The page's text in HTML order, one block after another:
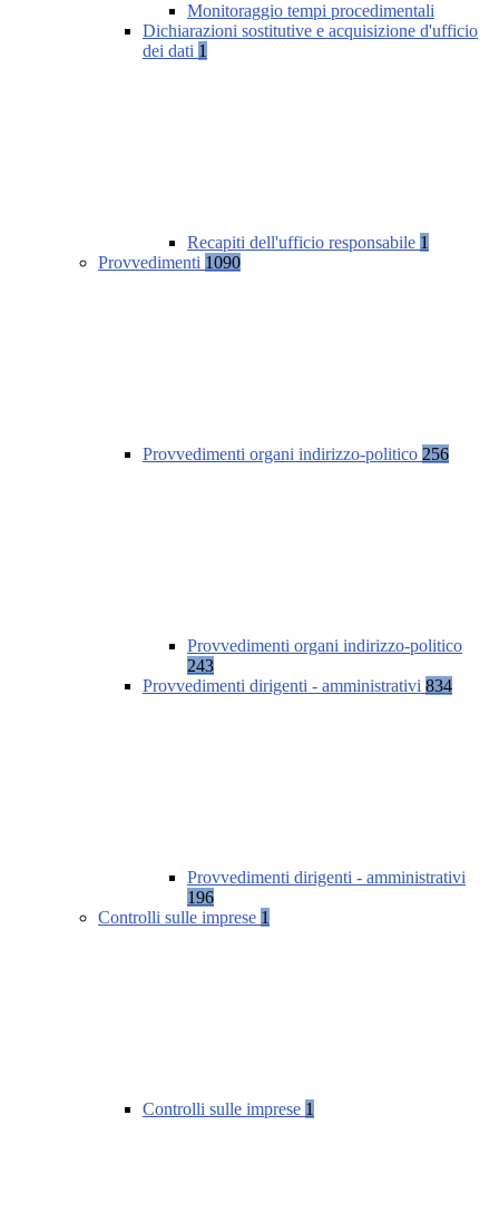
Monitoraggio tempi procedimentali
Dichiarazioni sostitutive e acquisizione d'ufficio
dei dati 1
Recapiti dell'ufficio responsabile 1
Provvedimenti 1090
Provvedimenti organi indirizzo-politico 256
Provvedimenti organi indirizzo-politico
243
Provvedimenti dirigenti - amministrativi 834
Provvedimenti dirigenti - amministrativi
196
Controlli sulle imprese 1
Controlli sulle imprese 1